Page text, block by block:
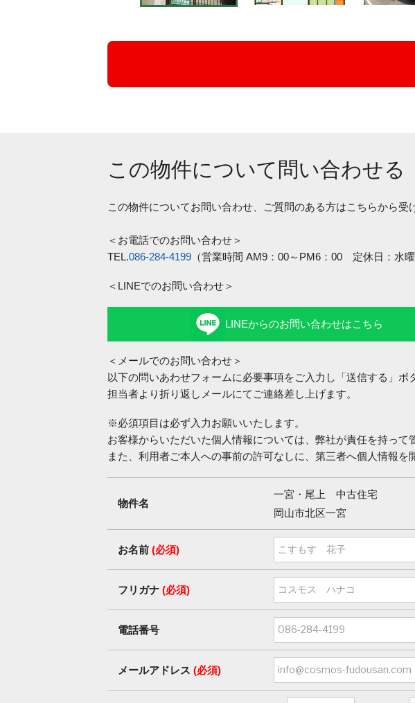
この物件について問い合わせる
この物件についてお問い合わせ、ご質問のある方はこちらから受
＜お電話でのお問い合わせ＞
TEL.086-284-4199 （営業時間 AM9：00～PM6：00 定休日：水
＜LINEでのお問い合わせ＞
LINEからのお問い合わせはこちら
＜メールでのお問い合わせ＞
以下の問いあわせフォームに必要事項をご入力し「送信する」ボ
担当者より折り返しメールにてご連絡差し上げます。
※必須項目は必ず入力お願いいたします。
お客様からいただいた個人情報については、弊社が責任を持って
また、利用者ご本人への事前の許可なしに、第三者へ個人情報を
物件名
一宮・尾上 中古住宅
岡山市北区一宮
お名前 (必須)
フリガナ (必須)
電話番号
メールアドレス (必須)